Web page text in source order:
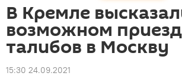
В Кремле
возможном
талибов в Москву
15:30 24.09.2021